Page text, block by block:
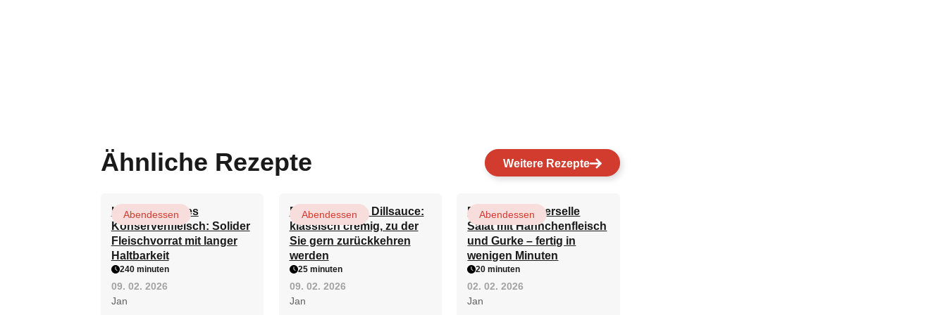
Ähnliche Rezepte Weitere Rezepte
Hausgemachtes
Konservenfleisch: Solider
Fleischvorrat mit langer
Haltbarkeit
Abendessen
240 minuten
09. 02. 2026
Jan
Die köstlichste Dillsauce:
klassisch cremig, zu der
Sie gern zurückkehren
werden
Abendessen
25 minuten
09. 02. 2026
Jan
Der beste universelle
Salat mit Hähnchenfleisch
und Gurke – fertig in
wenigen Minuten
Abendessen
20 minuten
02. 02. 2026
Jan